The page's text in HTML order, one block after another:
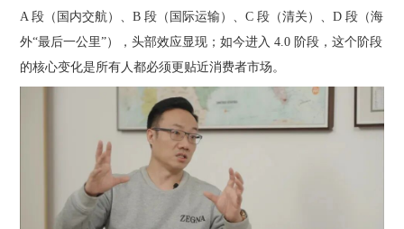
A 段（国内交航）、B 段（国际运输）、C 段（清关）、D 段（海
外“最后一公里”），头部效应显现；如今进入 4.0 阶段，这个阶段
的核心变化是所有人都必须更贴近消费者市场。